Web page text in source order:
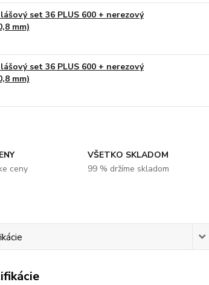
set 36 PLUS 600 + nerezový
mm)
set 36 PLUS 600 + nerezový
mm)
ceny
VŠETKO SKLADOM
99 % držíme skladom